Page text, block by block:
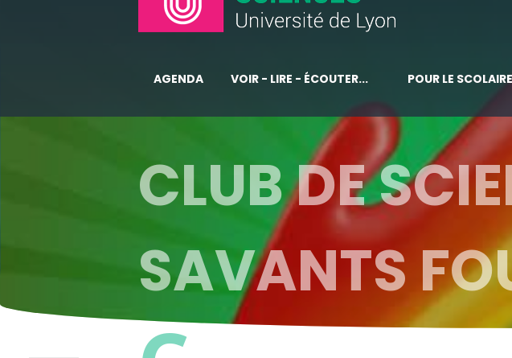
AGENDA VOIR - LIRE - ÉCOUTER... POUR LE SCOLAIRE
CLUB DE
SAVANTS